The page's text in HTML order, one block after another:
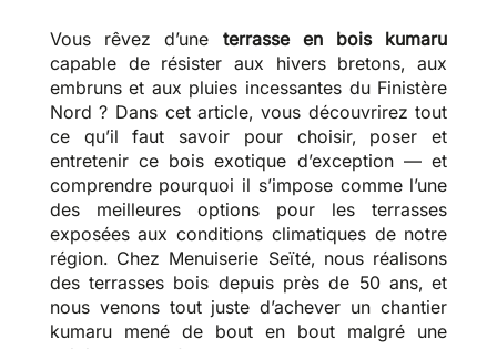
Vous rêvez d’une terrasse en bois kumaru
capable de résister aux hivers bretons, aux
embruns et aux pluies incessantes du Finistère
Nord ? Dans cet article, vous découvrirez tout
ce qu’il faut savoir pour choisir, poser et
entretenir ce bois exotique d’exception — et
comprendre pourquoi il s’impose comme l’une
des meilleures options pour les terrasses
exposées aux conditions climatiques de notre
région. Chez Menuiserie Seïté, nous réalisons
des terrasses bois depuis près de 50 ans, et
nous venons tout juste d’achever un chantier
kumaru mené de bout en bout malgré une